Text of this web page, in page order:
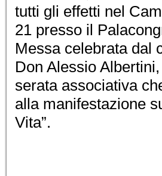
tutti gli effetti nel
21 presso il
Messa celebrata dal
Don Alessio
serata associativa
alla manifestazione
Vita”.